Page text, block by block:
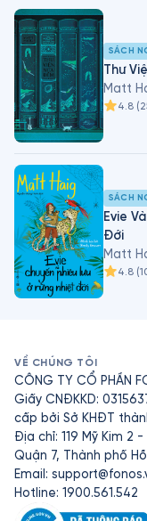
Stop Time, The
thưởng và cuốn
Anh đã bán được
giới.
SÁCH
Thư
Matt
4.8 (
SÁCH
Evie
Đới
Matt
4.8 (
VỀ CHÚNG TÔI
CÔNG TY CỔ PHẦN
Giấy CNĐKKD:
cấp bởi Sở KHĐT
Địa chỉ: 119 Mỹ Kim 2
Quận 7, Thành phố
Email:
Hotline: 1900.561.542